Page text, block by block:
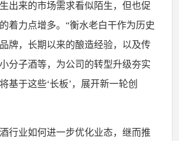
出来的市场需求看似陌生，但也促
着力点增多。“衡水老白干作为历史
牌，长期以来的酿造经验，以及传
分子酒等，为公司的转型升级夯实
基于这些‘长板’，展开新一轮创
行业如何进一步优化业态，继而推